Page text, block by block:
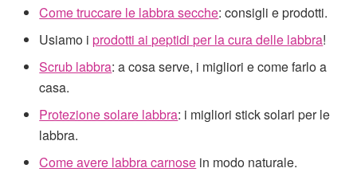
Come truccare le labbra secche: consigli e prodotti.
Usiamo iprodotti ai peptidi per la cura delle labbra!
Scrub labbra: a cosa serve, i migliori e come farlo a
casa.
Protezione solare labbra: i migliori stick solari per le
labbra.
Come avere labbra carnose in modo naturale.